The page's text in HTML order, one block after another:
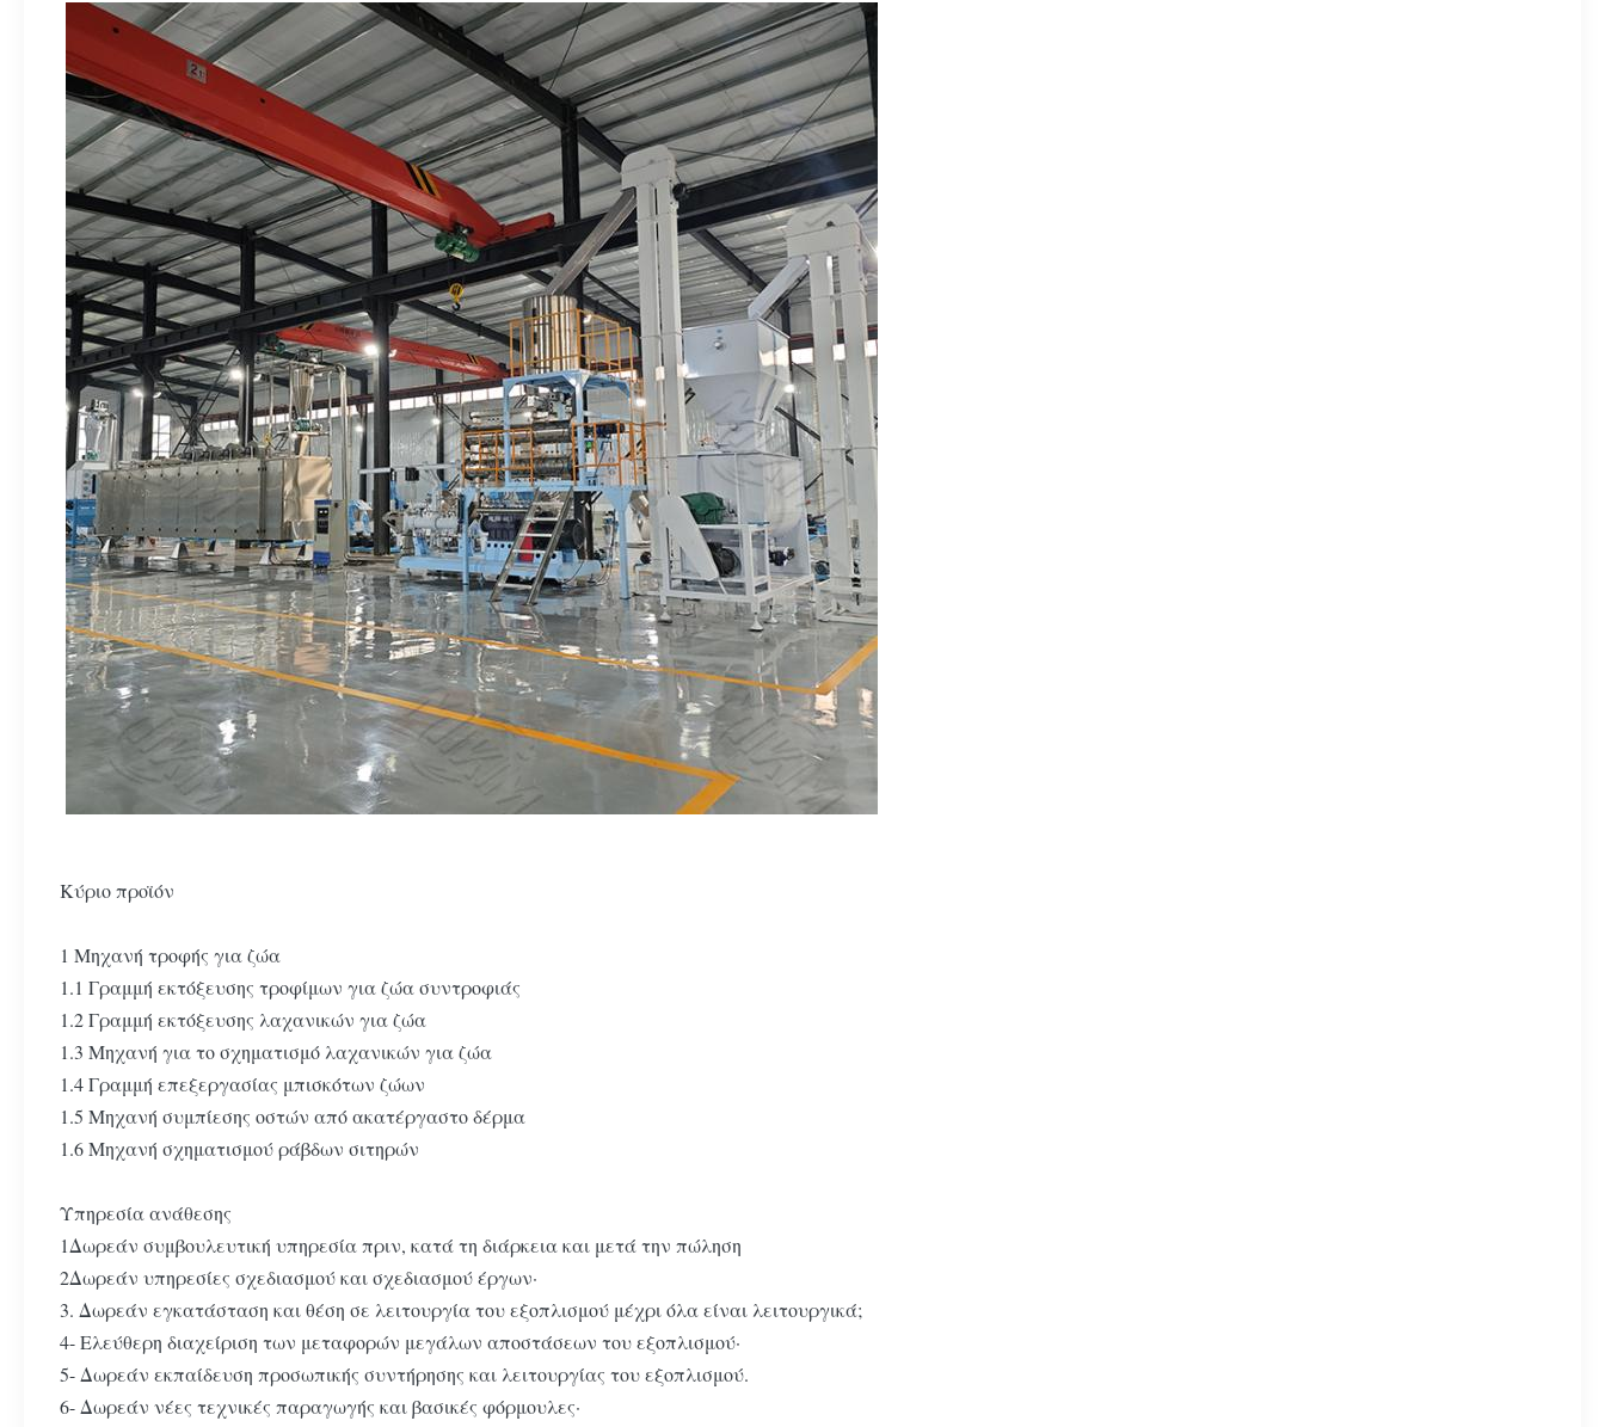
Κύριο προϊόν
1 Μηχανή τροφής για ζώα
1.1 Γραμμή εκτόξευσης τροφίμων για ζώα συντροφιάς
1.2 Γραμμή εκτόξευσης λαχανικών για ζώα
1.3 Μηχανή για το σχηματισμό λαχανικών για ζώα
1.4 Γραμμή επεξεργασίας μπισκότων ζώων
1.5 Μηχανή συμπίεσης οστών από ακατέργαστο δέρμα
1.6 Μηχανή σχηματισμού ράβδων σιτηρών
Υπηρεσία ανάθεσης
1Δωρεάν συμβουλευτική υπηρεσία πριν, κατά τη διάρκεια και μετά την πώληση
2Δωρεάν υπηρεσίες σχεδιασμού και σχεδιασμού έργων·
3. Δωρεάν εγκατάσταση και θέση σε λειτουργία του εξοπλισμού μέχρι όλα είναι λειτουργικά;
4- Ελεύθερη διαχείριση των μεταφορών μεγάλων αποστάσεων του εξοπλισμού·
5- Δωρεάν εκπαίδευση προσωπικής συντήρησης και λειτουργίας του εξοπλισμού.
6- Δωρεάν νέες τεχνικές παραγωγής και βασικές φόρμουλες·